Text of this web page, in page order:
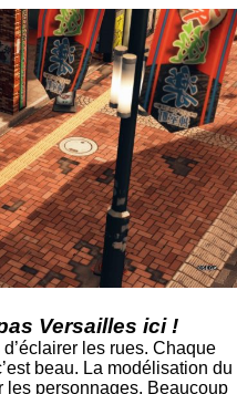
Versailles ici !
les rues. Chaque
beau. La modélisation du
les personnages. Beaucoup